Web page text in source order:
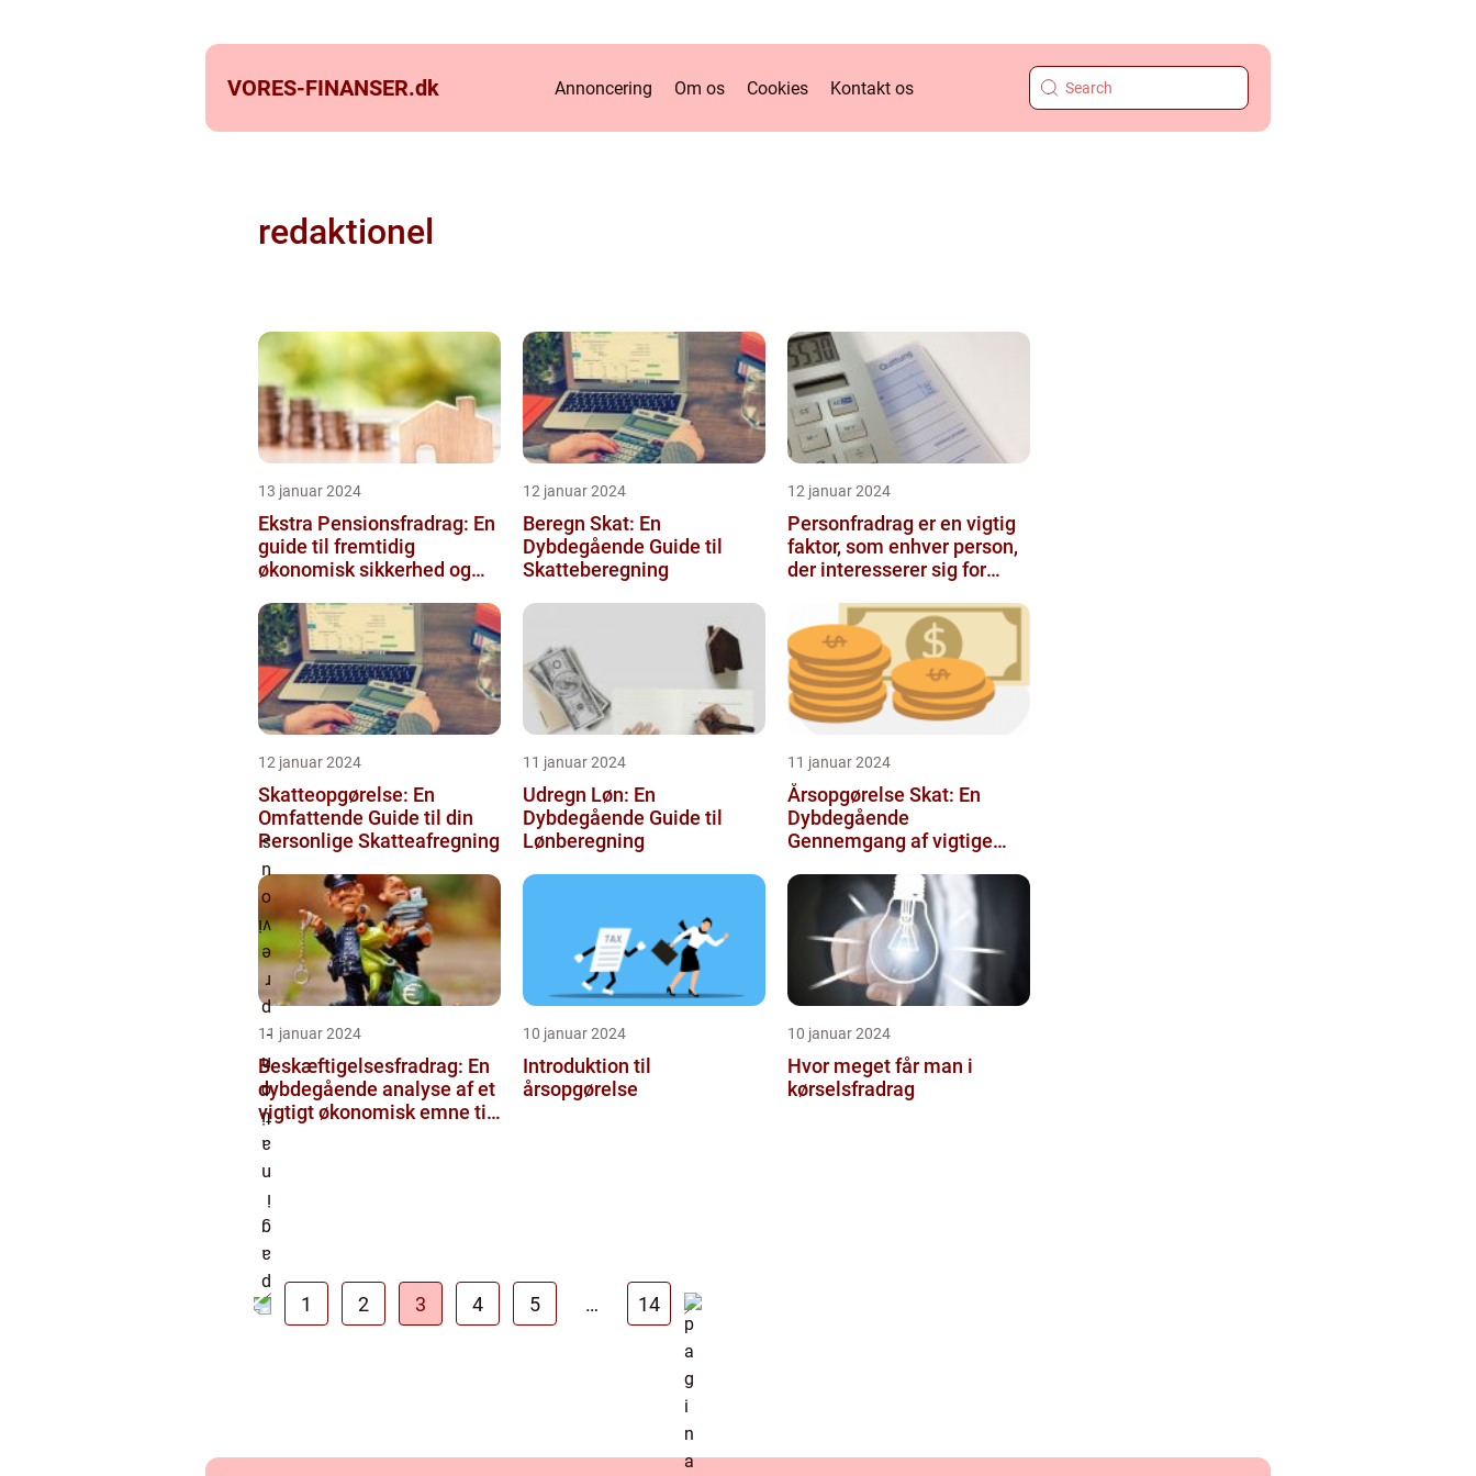
VORES-FINANSER.dk Annoncering Om os Cookies Kontakt os
redaktionel
13 januar 2024
Ekstra Pensionsfradrag: En
guide til fremtidig
økonomisk sikkerhed og
12 januar 2024
Beregn Skat: En
Dybdegående Guide til
Skatteberegning
12 januar 2024
Personfradrag er en vigtig
faktor, som enhver person,
der interesserer sig for
12 januar 2024
Skatteopgørelse: En
Omfattende Guide til din
Personlige Skatteafregning
11 januar 2024
Udregn Løn: En
Dybdegående Guide til
Lønberegning
11 januar 2024
Årsopgørelse Skat: En
Dybdegående
Gennemgang af vigtige
finansfolk
11 januar 2024
Beskæftigelsesfradrag: En
dybdegående analyse af et
vigtigt økonomisk emne til
investorer og finansf...
10 januar 2024
Introduktion til
årsopgørelse
10 januar 2024
Hvor meget får man i
kørselsfradrag
1 2 3 4 5 … 14